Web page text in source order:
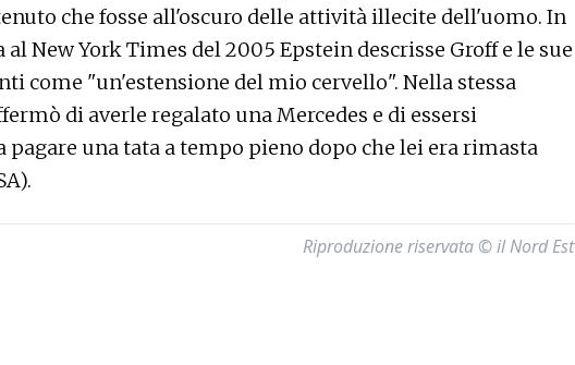
che fosse all'oscuro delle attività illecite dell'uomo. In
New York Times del 2005 Epstein descrisse Groff e le sue
come "un'estensione del mio cervello". Nella stessa
di averle regalato una Mercedes e di essersi
pagare una tata a tempo pieno dopo che lei era rimasta
Riproduzione riservata © il Nord Est